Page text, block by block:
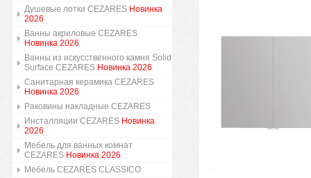
Душевые лотки CEZARES Новинка
2026
Ванны акриловые CEZARES
Новинка 2026
Ванны из искусственного камня Solid
Surface CEZARES Новинка 2026
Санитарная керамика CEZARES
Новинка 2026
Раковины накладные CEZARES
Инсталляции CEZARES Новинка
2026
Мебель для ванных комнат
CEZARES Новинка 2026
Мебель CEZARES CLASSICO